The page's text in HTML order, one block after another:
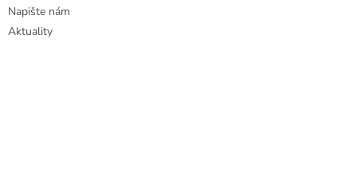
Napište nám
Aktuality